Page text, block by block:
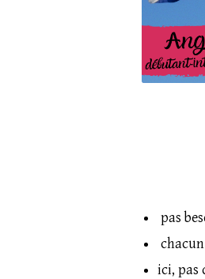
pas
ici, pas